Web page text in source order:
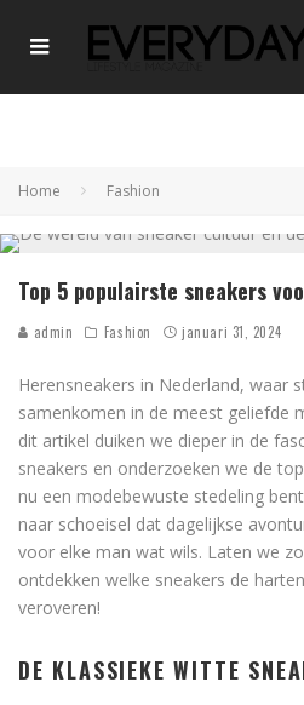
Home Fashion
Top 5 populairste sneakers
admin Fashion januari 31, 2024
Herensneakers in Nederland, waar
samenkomen in de meest geliefde
dit artikel duiken we dieper in de
sneakers en onderzoeken we de
nu een modebewuste stedeling
naar schoeisel dat dagelijkse
voor elke man wat wils. Laten we
ontdekken welke sneakers de
veroveren!
DE KLASSIEKE WITTE